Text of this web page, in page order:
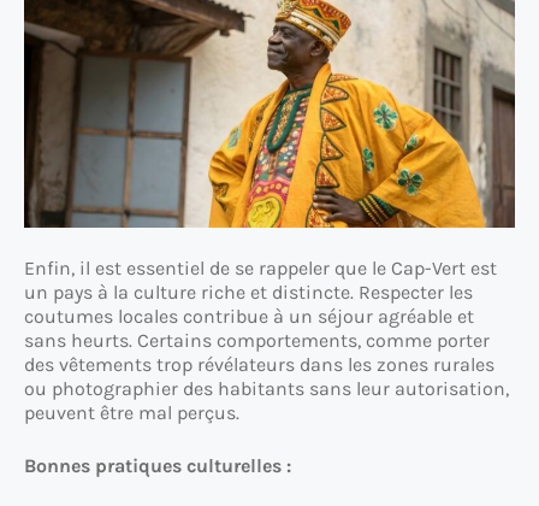
Enfin, il est essentiel de se rappeler que le Cap-Vert est
un pays à la culture riche et distincte. Respecter les
coutumes locales contribue à un séjour agréable et
sans heurts. Certains comportements, comme porter
des vêtements trop révélateurs dans les zones rurales
ou photographier des habitants sans leur autorisation,
peuvent être mal perçus.
Bonnes pratiques culturelles :